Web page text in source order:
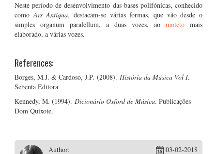
Neste período de desenvolvimento das bases polifónicas, conhecido
comoArs Antiqua, destacam-se várias formas, que vão desde o
simples organum paralellum, a duas vozes, ao moteto mais
elaborado, a várias vozes.
References:
Borges, M.J. & Cardoso, J.P. (2008). História da Música Vol I.
Sebenta Editora
Kennedy, M. (1994). Dicionário Oxford de Música. Publicações
Dom Quixote.
Author: 03-02-2018